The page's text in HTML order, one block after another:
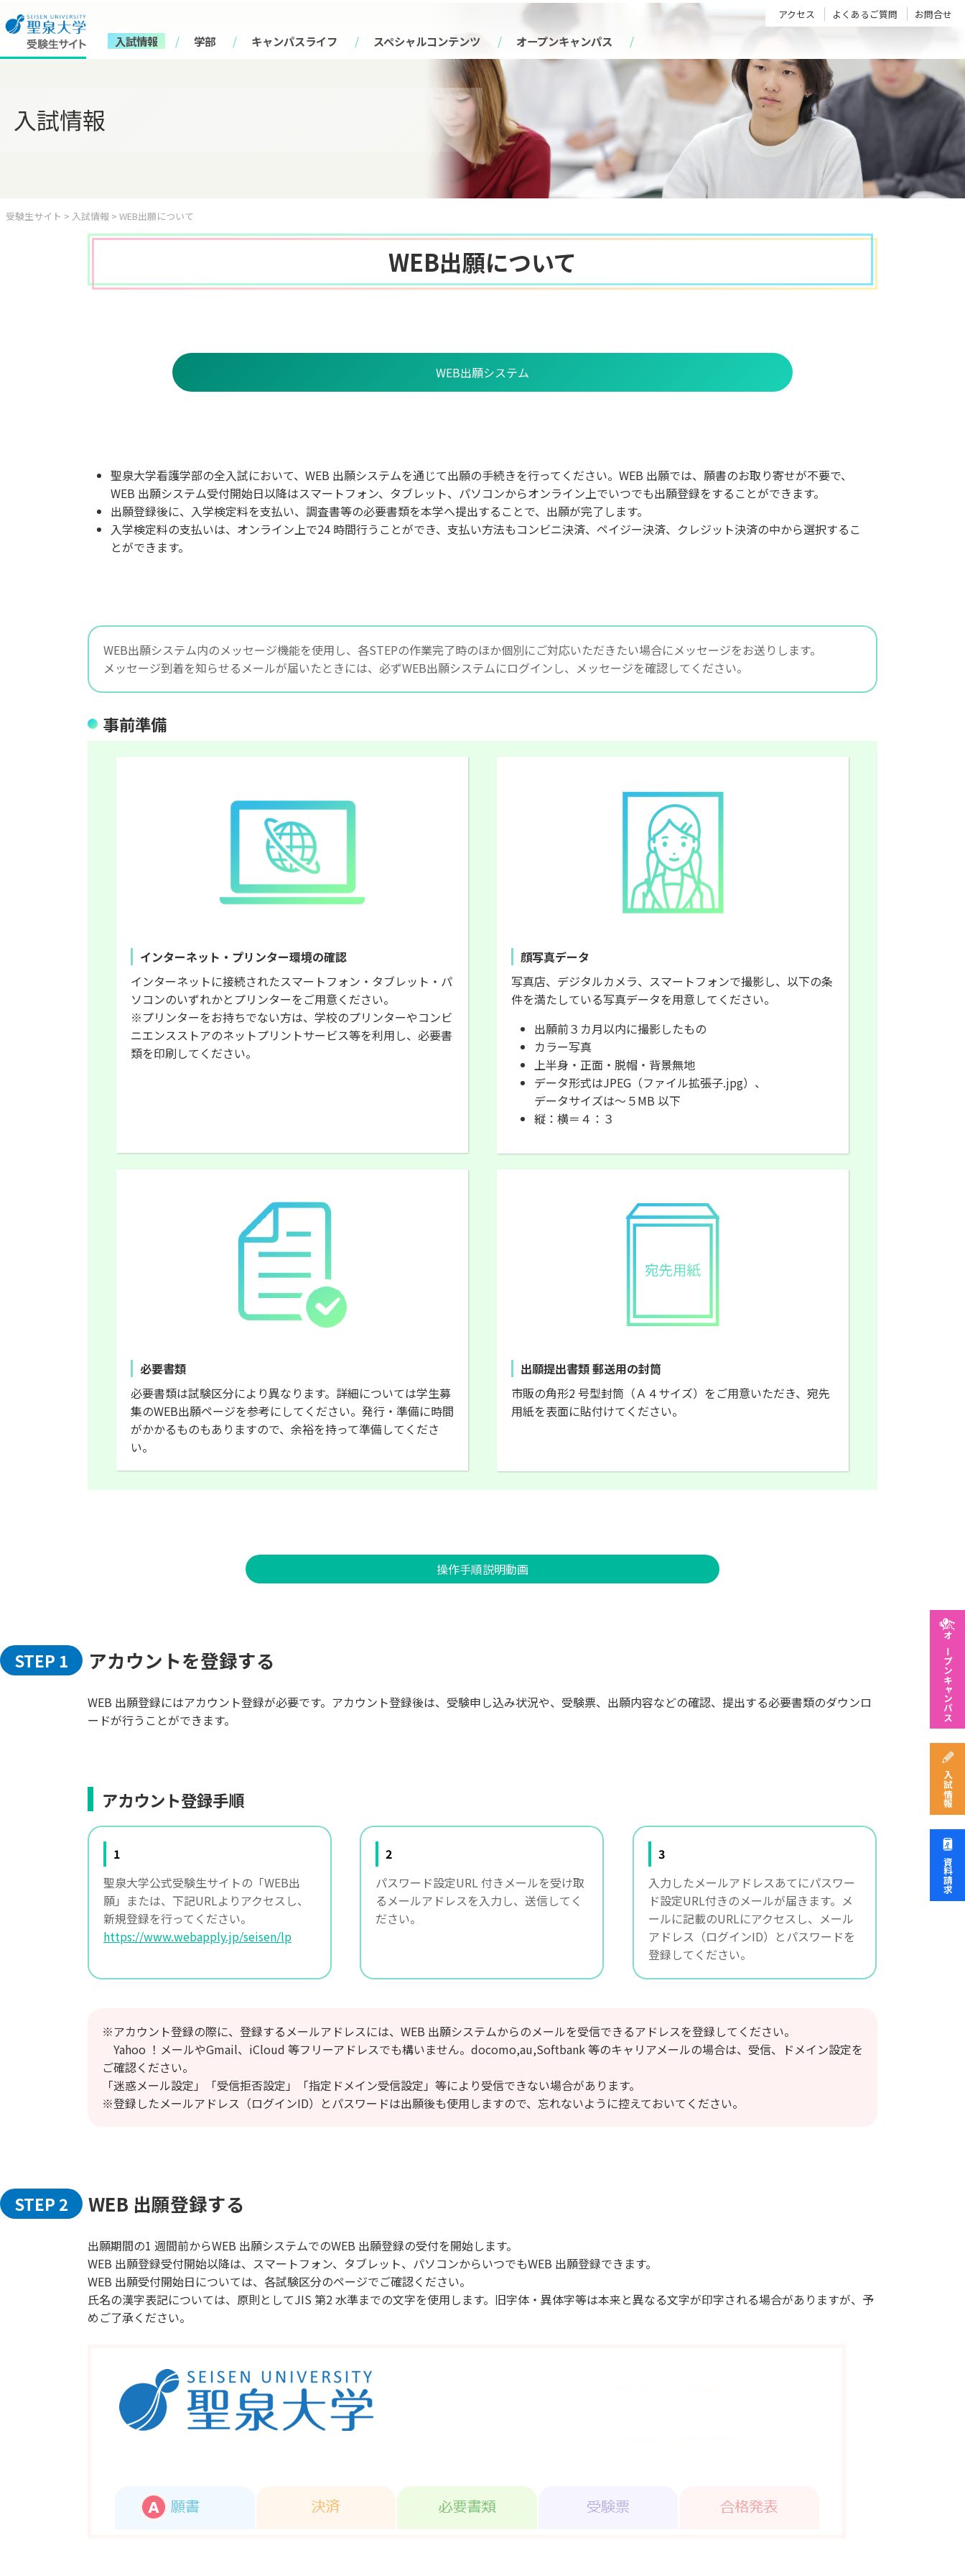
アクセス よくあるご質問 お問合せ
オープンキャンパス
入試情報
資料請求
入試情報 学部 キャンパスライフ スペシャルコンテンツ オープンキャンパス
入試情報
受験生サイト > 入試情報 > WEB出願について
WEB出願について
WEB出願システム
聖泉大学看護学部の全入試において、WEB 出願システムを通じて出願の手続きを行ってください。WEB 出願では、願書のお取り寄せが不要で、
WEB 出願システム受付開始日以降はスマートフォン、タブレット、パソコンからオンライン上でいつでも出願登録をすることができます。
出願登録後に、入学検定料を支払い、調査書等の必要書類を本学へ提出することで、出願が完了します。
入学検定料の支払いは、オンライン上で24 時間行うことができ、支払い方法もコンビニ決済、ペイジー決済、クレジット決済の中から選択するこ
とができます。
WEB出願システム内のメッセージ機能を使用し、各STEPの作業完了時のほか個別にご対応いただきたい場合にメッセージをお送りします。
メッセージ到着を知らせるメールが届いたときには、必ずWEB出願システムにログインし、メッセージを確認してください。
事前準備
インターネット・プリンター環境の確認
インターネットに接続されたスマートフォン・タブレット・パ
ソコンのいずれかとプリンターをご用意ください。
※プリンターをお持ちでない方は、学校のプリンターやコンビ
ニエンスストアのネットプリントサービス等を利用し、必要書
類を印刷してください。
顔写真データ
写真店、デジタルカメラ、スマートフォンで撮影し、以下の条
件を満たしている写真データを用意してください。
出願前３カ月以内に撮影したもの
カラー写真
上半身・正面・脱帽・背景無地
データ形式はJPEG（ファイル拡張子.jpg）、
データサイズは～５MB 以下
縦：横＝４：３
必要書類
必要書類は試験区分により異なります。詳細については学生募
集のWEB出願ページを参考にしてください。発行・準備に時間
がかかるものもありますので、余裕を持って準備してくださ
い。
出願提出書類 郵送用の封筒
市販の角形2 号型封筒（Ａ４サイズ）をご用意いただき、宛先
用紙を表面に貼付けてください。
操作手順説明動画
STEP 1 アカウントを登録する
WEB 出願登録にはアカウント登録が必要です。アカウント登録後は、受験申し込み状況や、受験票、出願内容などの確認、提出する必要書類のダウンロ
ードが行うことができます。
アカウント登録手順
1
聖泉大学公式受験生サイトの「WEB出
願」または、下記URLよりアクセスし、
新規登録を行ってください。
https://www.webapply.jp/seisen/lp
2
パスワード設定URL 付きメールを受け取
るメールアドレスを入力し、送信してく
ださい。
3
入力したメールアドレスあてにパスワー
ド設定URL付きのメールが届きます。メ
ールに記載のURLにアクセスし、メール
アドレス（ログインID）とパスワードを
登録してください。
※アカウント登録の際に、登録するメールアドレスには、WEB 出願システムからのメールを受信できるアドレスを登録してください。
Yahoo ！メールやGmail、iCloud 等フリーアドレスでも構いません。docomo,au,Softbank 等のキャリアメールの場合は、受信、ドメイン設定を
ご確認ください。
「迷惑メール設定」「受信拒否設定」「指定ドメイン受信設定」等により受信できない場合があります。
※登録したメールアドレス（ログインID）とパスワードは出願後も使用しますので、忘れないように控えておいてください。
STEP 2 WEB 出願登録する
出願期間の1 週間前からWEB 出願システムでのWEB 出願登録の受付を開始します。
WEB 出願登録受付開始以降は、スマートフォン、タブレット、パソコンからいつでもWEB 出願登録できます。
WEB 出願受付開始日については、各試験区分のページでご確認ください。
氏名の漢字表記については、原則としてJIS 第2 水準までの文字を使用します。旧字体・異体字等は本来と異なる文字が印字される場合がありますが、予
めご了承ください。